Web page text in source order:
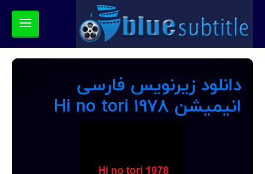
دانلود زیرنویس فارسی
انیمیشن Hi no tori 1978